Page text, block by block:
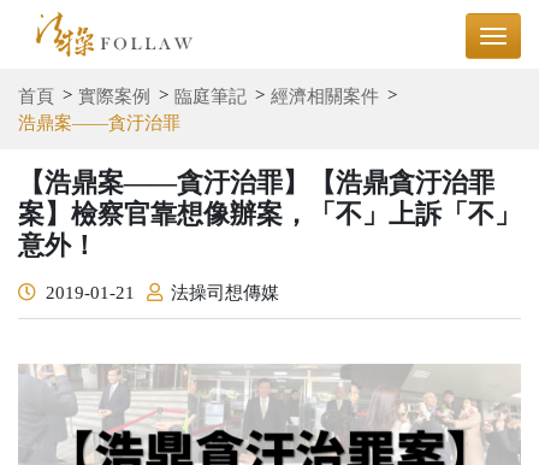
首頁 實際案例 臨庭筆記
經濟相關案件
浩鼎案——貪汙治罪
【浩鼎案——貪汙治罪】【浩鼎貪汙治罪
案】檢察官靠想像辦案，「不」上訴「不」
意外！
2019-01-21 法操司想傳媒